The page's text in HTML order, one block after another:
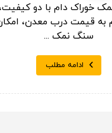
خوراک دام با دو
قیمت درب معدن،
سنگ نمک ...
ادامه مطلب